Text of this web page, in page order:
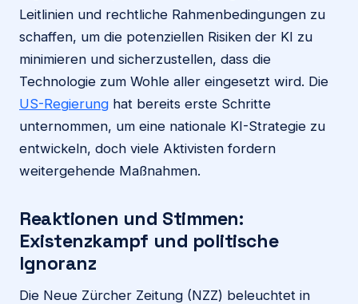
Leitlinien und rechtliche Rahmenbedingungen zu
schaffen, um die potenziellen Risiken der KI zu
minimieren und sicherzustellen, dass die
Technologie zum Wohle aller eingesetzt wird. Die
US-Regierung hat bereits erste Schritte
unternommen, um eine nationale KI-Strategie zu
entwickeln, doch viele Aktivisten fordern
weitergehende Maßnahmen.
Reaktionen und Stimmen:
Existenzkampf und politische
Ignoranz
Die Neue Zürcher Zeitung (NZZ) beleuchtet in